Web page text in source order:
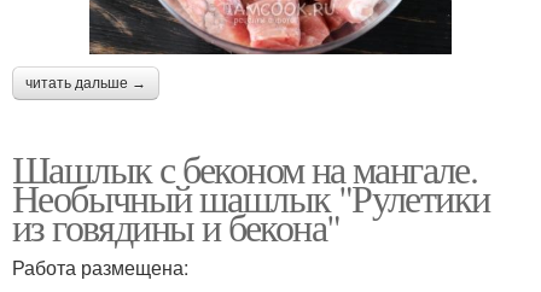
читать дальше →
Шашлык с беконом на мангале.
Необычный шашлык "Рулетики
из говядины и бекона"
Работа размещена: